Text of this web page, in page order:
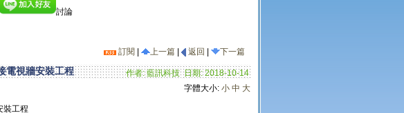
討論
訂閱 上一篇 返回 下一篇
電視牆安裝工程
作者: 藍訊科技 日期: 2018-10-14
字體大小: 小 中 大
裝工程